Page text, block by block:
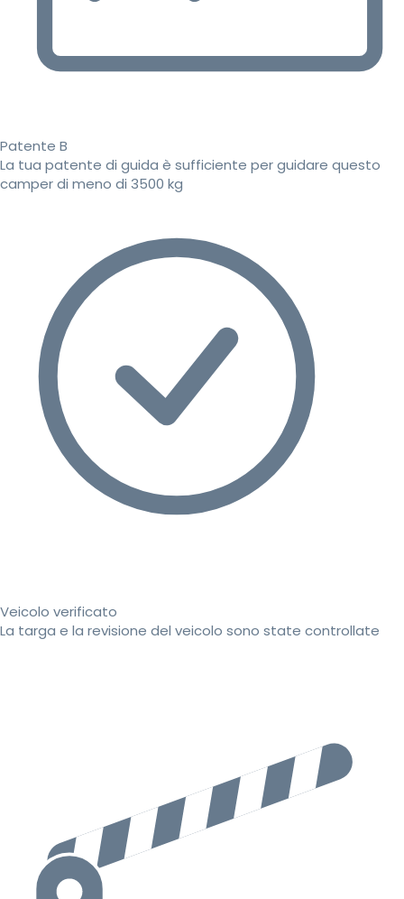
Patente B
La tua patente di guida è sufficiente per guidare questo
camper di meno di 3500 kg
Veicolo verificato
La targa e la revisione del veicolo sono state controllate